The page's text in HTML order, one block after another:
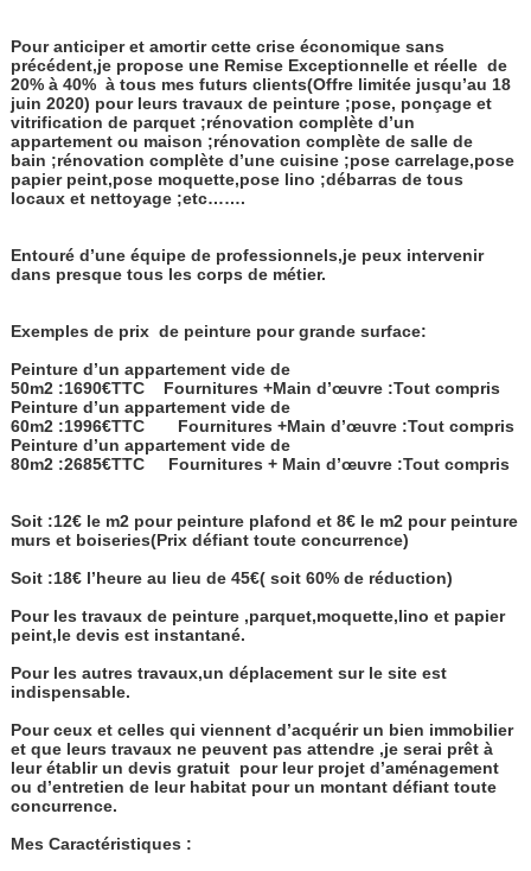
Pour anticiper et amortir cette crise économique sans
précédent,je propose une Remise Exceptionnelle et réelle de
20% à 40% à tous mes futurs clients(Offre limitée jusqu’au 18
juin 2020) pour leurs travaux de peinture ;pose, ponçage et
vitrification de parquet ;rénovation complète d’un
appartement ou maison ;rénovation complète de salle de
bain ;rénovation complète d’une cuisine ;pose carrelage,pose
papier peint,pose moquette,pose lino ;débarras de tous
locaux et nettoyage ;etc…….
Entouré d’une équipe de professionnels,je peux intervenir
dans presque tous les corps de métier.
Exemples de prix de peinture pour grande surface:
Peinture d’un appartement vide de
50m2 :1690€TTC
Fournitures +Main d’œuvre :Tout compris
Peinture d’un appartement vide de
60m2 :1996€TTC
Fournitures +Main d’œuvre :Tout compris
Peinture d’un appartement vide de
80m2 :2685€TTC
Fournitures + Main d’œuvre :Tout compris
Soit :12€ le m2 pour peinture plafond et 8€ le m2 pour peinture
murs et boiseries(Prix défiant toute concurrence)
Soit :18€ l’heure au lieu de 45€( soit 60% de réduction)
Pour les travaux de peinture ,parquet,moquette,lino et papier
peint,le devis est instantané.
Pour les autres travaux,un déplacement sur le site est
indispensable.
Pour ceux et celles qui viennent d’acquérir un bien immobilier
et que leurs travaux ne peuvent pas attendre ,je serai prêt à
leur établir un devis gratuit pour leur projet d’aménagement
ou d’entretien de leur habitat pour un montant défiant toute
concurrence.
Mes Caractéristiques :